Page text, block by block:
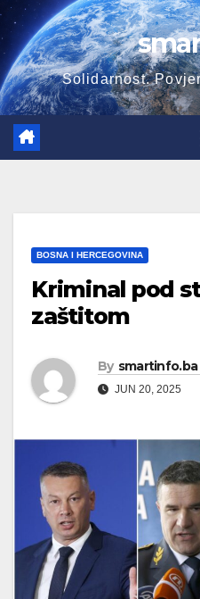
Skip
to
content
Solidarnost.
BOSNA I HERCEGOVINA
Kriminal pod
zaštitom
By smartinfo.ba
JUN 20, 2025